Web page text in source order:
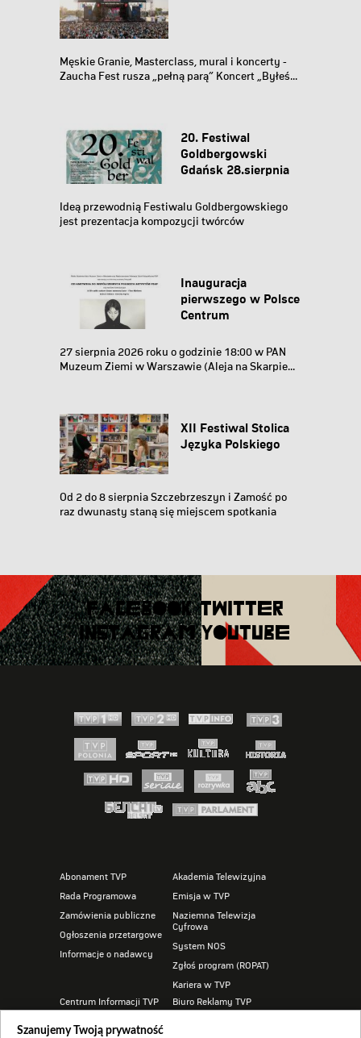
Męskie Granie, Masterclass, mural i koncerty -
Zaucha Fest rusza „pełną parą” Koncert „Byłeś...
20. Festiwal
Goldbergowski
Gdańsk 28.sierpnia
Ideą przewodnią Festiwalu Goldbergowskiego
jest prezentacja kompozycji twórców
Inauguracja
pierwszego w Polsce
Centrum
FIAP...
27 sierpnia 2026 roku o godzinie 18:00 w PAN
Muzeum Ziemi w Warszawie (Aleja na Skarpie...
XII Festiwal Stolica
Języka Polskiego
Od 2 do 8 sierpnia Szczebrzeszyn i Zamość po
raz dwunasty staną się miejscem spotkania
FACEBOOK TWITTER
INSTAGRAM YOUTUBE
Abonament TVP
Rada Programowa
Zamówienia publiczne
Ogłoszenia przetargowe
Informacje o nadawcy
Akademia Telewizyjna
Emisja w TVP
Naziemna Telewizja
Cyfrowa
System NOS
Zgłoś program (ROPAT)
Kariera w TVP
Centrum Informacji TVP
Biuro Reklamy TVP
Szanujemy Twoją prywatność